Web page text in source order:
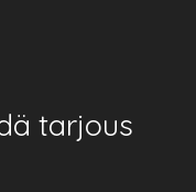
tarjous